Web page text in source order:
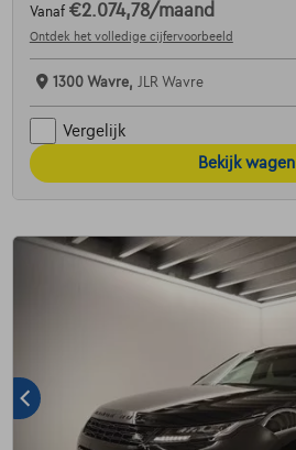
Vanaf €2.074,78/maand
Ontdek het volledige cijfervoorbeeld
1300 Wavre, JLR Wavre
Vergelijk
Bekijk wagen